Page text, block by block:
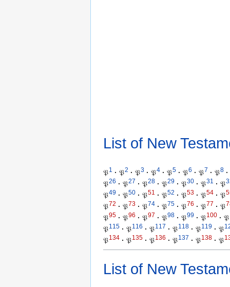
List of New
𝔓1 · 𝔓2 · 𝔓3 · 𝔓4 · 𝔓5 · 𝔓6 · 𝔓7 · 𝔓8 ·
𝔓26 · 𝔓27 · 𝔓28 · 𝔓29 · 𝔓30 · 𝔓31 · 𝔓
𝔓49 · 𝔓50 · 𝔓51 · 𝔓52 · 𝔓53 · 𝔓54 · 𝔓
𝔓72 · 𝔓73 · 𝔓74 · 𝔓75 · 𝔓76 · 𝔓77 · 𝔓
𝔓95 · 𝔓96 · 𝔓97 · 𝔓98 · 𝔓99 · 𝔓100 · 𝔓
𝔓115 · 𝔓116 · 𝔓117 · 𝔓118 · 𝔓119 · 𝔓
𝔓134 · 𝔓135 · 𝔓136 · 𝔓137 · 𝔓138 · 𝔓
List of New